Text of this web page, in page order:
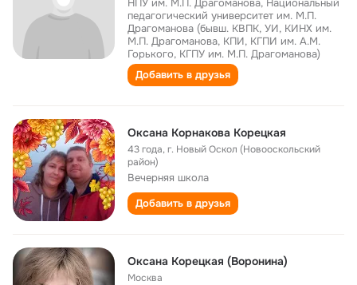
НПУ им. М.П. Драгоманова, Национальный
педагогический университет им. М.П.
Драгоманова (бывш. КВПК, УИ, КИНХ им.
М.П. Драгоманова, КПИ, КГПИ им. А.М.
Горького, КГПУ им. М.П. Драгоманова)
Добавить в друзья
Оксана Корнакова Корецкая
43 года,г. Новый Оскол (Новооскольский
район)
Вечерняя школа
Добавить в друзья
Оксана Корецкая (Воронина)
Москва